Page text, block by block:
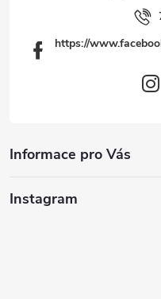
https://
Informace pro Vás
Instagram